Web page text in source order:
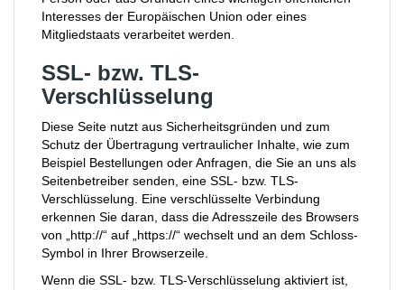
Interesses der Europäischen Union oder eines
Mitgliedstaats verarbeitet werden.
SSL- bzw. TLS-
Verschlüsselung
Diese Seite nutzt aus Sicherheitsgründen und zum
Schutz der Übertragung vertraulicher Inhalte, wie zum
Beispiel Bestellungen oder Anfragen, die Sie an uns als
Seitenbetreiber senden, eine SSL- bzw. TLS-
Verschlüsselung. Eine verschlüsselte Verbindung
erkennen Sie daran, dass die Adresszeile des Browsers
von „http://“ auf „https://“ wechselt und an dem Schloss-
Symbol in Ihrer Browserzeile.
Wenn die SSL- bzw. TLS-Verschlüsselung aktiviert ist,